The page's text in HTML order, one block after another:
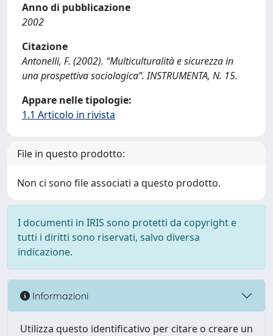
Anno di pubblicazione
2002
Citazione
Antonelli, F. (2002). “Multiculturalità e sicurezza in
una prospettiva sociologica”. INSTRUMENTA, N. 15.
Appare nelle tipologie:
1.1 Articolo in rivista
File in questo prodotto:
Non ci sono file associati a questo prodotto.
I documenti in IRIS sono protetti da copyright e
tutti i diritti sono riservati, salvo diversa
indicazione.
Informazioni
Utilizza questo identificativo per citare o creare un